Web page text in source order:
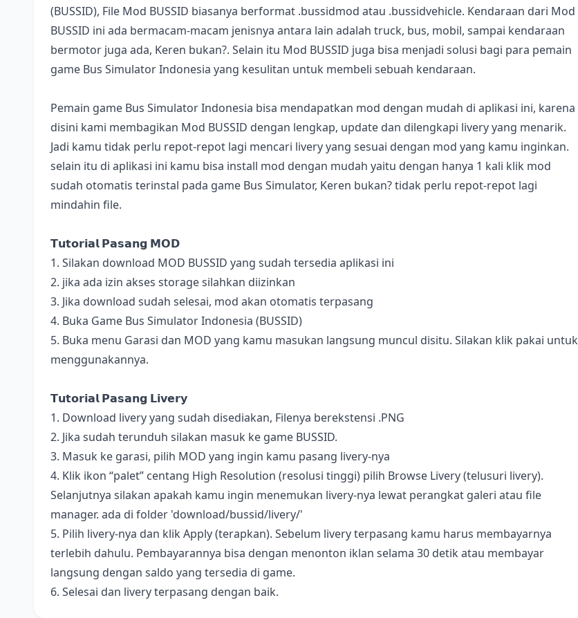
(BUSSID), File Mod BUSSID biasanya berformat .bussidmod atau .bussidvehicle. Kendaraan dari Mod
BUSSID ini ada bermacam-macam jenisnya antara lain adalah truck, bus, mobil, sampai kendaraan
bermotor juga ada, Keren bukan?. Selain itu Mod BUSSID juga bisa menjadi solusi bagi para pemain
game Bus Simulator Indonesia yang kesulitan untuk membeli sebuah kendaraan.
Pemain game Bus Simulator Indonesia bisa mendapatkan mod dengan mudah di aplikasi ini, karena
disini kami membagikan Mod BUSSID dengan lengkap, update dan dilengkapi livery yang menarik.
Jadi kamu tidak perlu repot-repot lagi mencari livery yang sesuai dengan mod yang kamu inginkan.
selain itu di aplikasi ini kamu bisa install mod dengan mudah yaitu dengan hanya 1 kali klik mod
sudah otomatis terinstal pada game Bus Simulator, Keren bukan? tidak perlu repot-repot lagi
mindahin file.
𝗧𝘂𝘁𝗼𝗿𝗶𝗮𝗹 𝗣𝗮𝘀𝗮𝗻𝗴 𝗠𝗢𝗗
1. Silakan download MOD BUSSID yang sudah tersedia aplikasi ini
2. jika ada izin akses storage silahkan diizinkan
3. Jika download sudah selesai, mod akan otomatis terpasang
4. Buka Game Bus Simulator Indonesia (BUSSID)
5. Buka menu Garasi dan MOD yang kamu masukan langsung muncul disitu. Silakan klik pakai untuk
menggunakannya.
𝗧𝘂𝘁𝗼𝗿𝗶𝗮𝗹 𝗣𝗮𝘀𝗮𝗻𝗴 𝗟𝗶𝘃𝗲𝗿𝘆
1. Download livery yang sudah disediakan, Filenya berekstensi .PNG
2. Jika sudah terunduh silakan masuk ke game BUSSID.
3. Masuk ke garasi, pilih MOD yang ingin kamu pasang livery-nya
4. Klik ikon “palet” centang High Resolution (resolusi tinggi) pilih Browse Livery (telusuri livery).
Selanjutnya silakan apakah kamu ingin menemukan livery-nya lewat perangkat galeri atau file
manager. ada di folder 'download/bussid/livery/'
5. Pilih livery-nya dan klik Apply (terapkan). Sebelum livery terpasang kamu harus membayarnya
terlebih dahulu. Pembayarannya bisa dengan menonton iklan selama 30 detik atau membayar
langsung dengan saldo yang tersedia di game.
6. Selesai dan livery terpasang dengan baik.